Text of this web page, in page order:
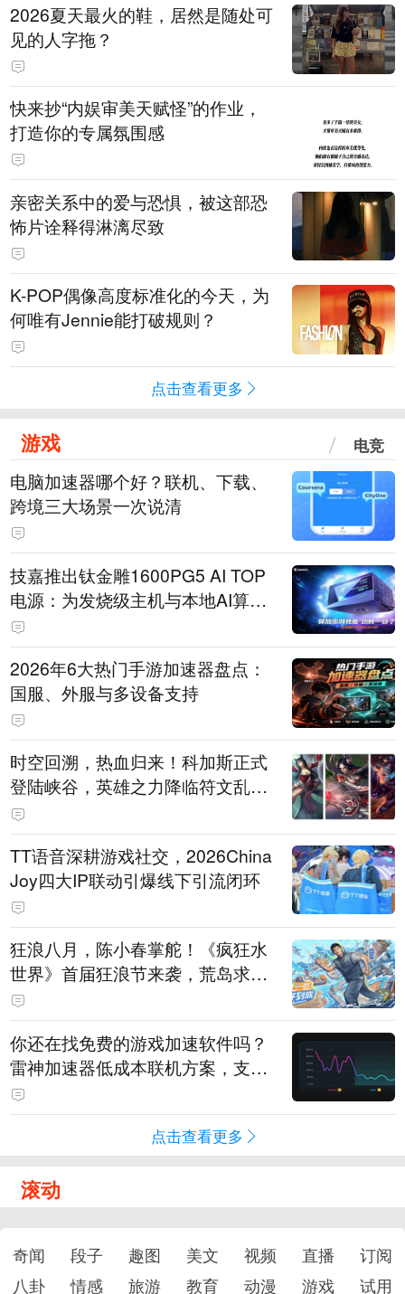
2026夏天最火的鞋，居然是随处可
见的人字拖？
快来抄“内娱审美天赋怪”的作业，
打造你的专属氛围感
亲密关系中的爱与恐惧，被这部恐
怖片诠释得淋漓尽致
K-POP偶像高度标准化的今天，为
何唯有Jennie能打破规则？
点击查看更多
游戏 电竞
电脑加速器哪个好？联机、下载、
跨境三大场景一次说清
技嘉推出钛金雕1600PG5 AI TOP
电源：为发烧级主机与本地AI算力
打造旗舰供电方案
2026年6大热门手游加速器盘点：
国服、外服与多设备支持
时空回溯，热血归来！科加斯正式
登陆峡谷，英雄之力降临符文乱
斗！
TT语音深耕游戏社交，2026China
Joy四大IP联动引爆线下引流闭环
狂浪八月，陈小春掌舵！《疯狂水
世界》首届狂浪节来袭，荒岛求生
直播即将开启
你还在找免费的游戏加速软件吗？
雷神加速器低成本联机方案，支持
免费试用
点击查看更多
滚动
奇闻 段子 趣图 美文 视频 直播
订阅
八卦
情感 旅游 教育 动漫 游戏 试用